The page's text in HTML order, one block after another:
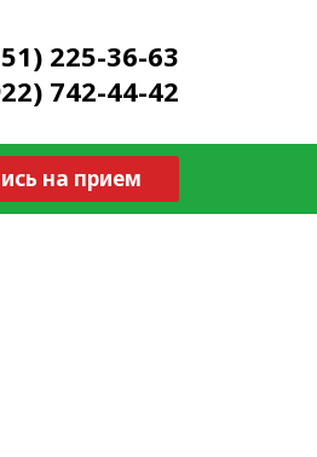
225-36-63
742-44-42
на прием